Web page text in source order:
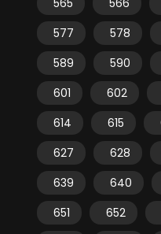
565
566
577
578
589
590
601
602
614
615
627
628
639
640
651
652